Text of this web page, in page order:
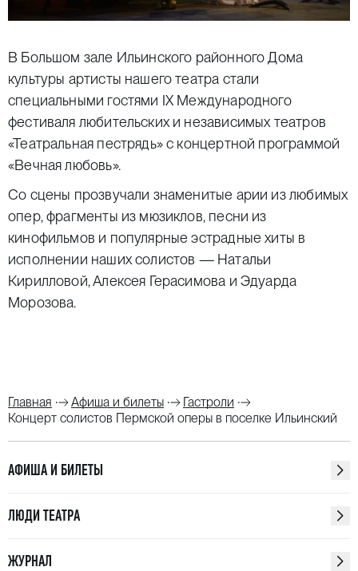
В Большом зале Ильинского районного Дома
культуры артисты нашего театра стали
специальными гостями IX Международного
фестиваля любительских и независимых театров
«Театральная пестрядь» с концертной программой
«Вечная любовь».
Со сцены прозвучали знаменитые арии из любимых
опер, фрагменты из мюзиклов, песни из
кинофильмов и популярные эстрадные хиты в
исполнении наших солистов — Натальи
Кирилловой, Алексея Герасимова и Эдуарда
Морозова.
Главная Афиша и билеты
Гастроли
Концерт солистов Пермской оперы в поселке Ильинский
АФИША И БИЛЕТЫ
ЛЮДИ ТЕАТРА
ЖУРНАЛ